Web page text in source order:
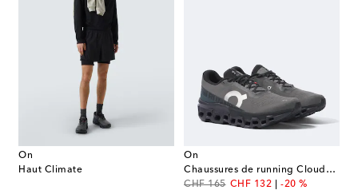
On
Haut Climate
On
Chaussures de running Cloudmonster 2
CHF 165
original priceCHF 132
discount price
-20 %